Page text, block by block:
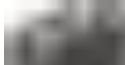
Электрощитовое
Трансформаторы